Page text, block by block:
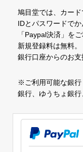
鳩目堂では、カー
IDとパスワードで
「Paypal決済」を
新規登録料は無料。
銀行口座からのお支
※ご利用可能な銀行
銀行、ゆうちょ銀